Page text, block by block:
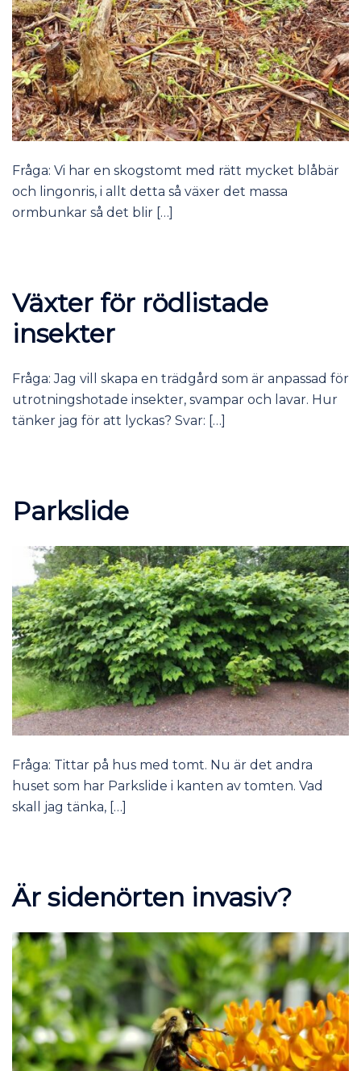
Fråga: Vi har en skogstomt med rätt mycket blåbär
och lingonris, i allt detta så växer det massa
ormbunkar så det blir […]
Växter för rödlistade
insekter
Fråga: Jag vill skapa en trädgård som är anpassad för
utrotningshotade insekter, svampar och lavar. Hur
tänker jag för att lyckas? Svar: […]
Parkslide
Fråga: Tittar på hus med tomt. Nu är det andra
huset som har Parkslide i kanten av tomten. Vad
skall jag tänka, […]
Är sidenörten invasiv?